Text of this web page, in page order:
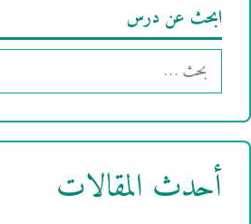
ابحث عن درس
البحث
عن:
أحدث المقالات